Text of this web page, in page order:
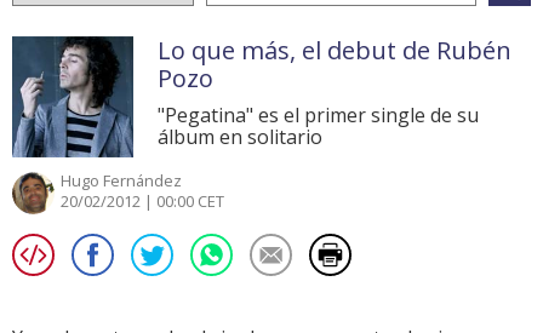
Lo que más, el debut de Rubén
Pozo
"Pegatina" es el primer single de su
álbum en solitario
Hugo Fernández
20/02/2012 | 00:00 CET